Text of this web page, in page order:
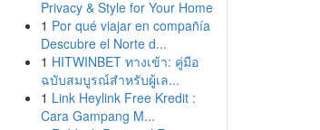
Privacy & Style for Your Home
1 Por qué viajar en compañía
Descubre el Norte d...
1 HITWINBET ทางเข้า: คู่มือ
ฉบับสมบูรณ์สำหรับผู้เล...
1 Link Heylink Free Kredit :
Cara Gampang M...